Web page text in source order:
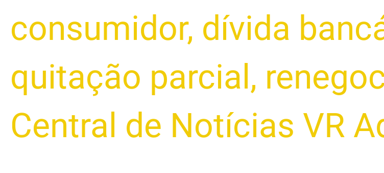
consumidor, dívida
quitação parcial ,
Central de Notícias VR